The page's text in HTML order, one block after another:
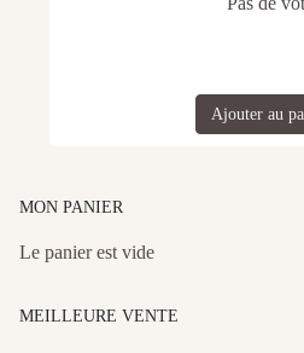
Ajouter au
MON PANIER
Le panier est vide
MEILLEURE VENTE